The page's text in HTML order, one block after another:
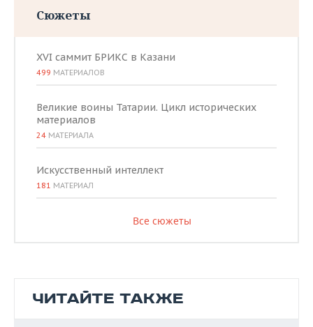
Сюжеты
XVI саммит БРИКС в Казани
499 МАТЕРИАЛОВ
Великие воины Татарии. Цикл исторических
материалов
24 МАТЕРИАЛА
Искусственный интеллект
181 МАТЕРИАЛ
Все сюжеты
ЧИТАЙТЕ ТАКЖЕ